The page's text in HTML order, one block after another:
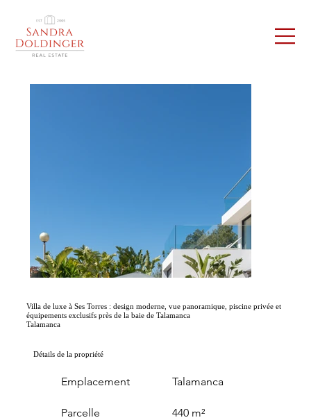
Villa de luxe à Ses Torres : design moderne, vue panoramique, piscine privée et
équipements exclusifs près de la baie de Talamanca
Talamanca
Détails de la propriété
Emplacement
Parcelle
Talamanca
440 m²